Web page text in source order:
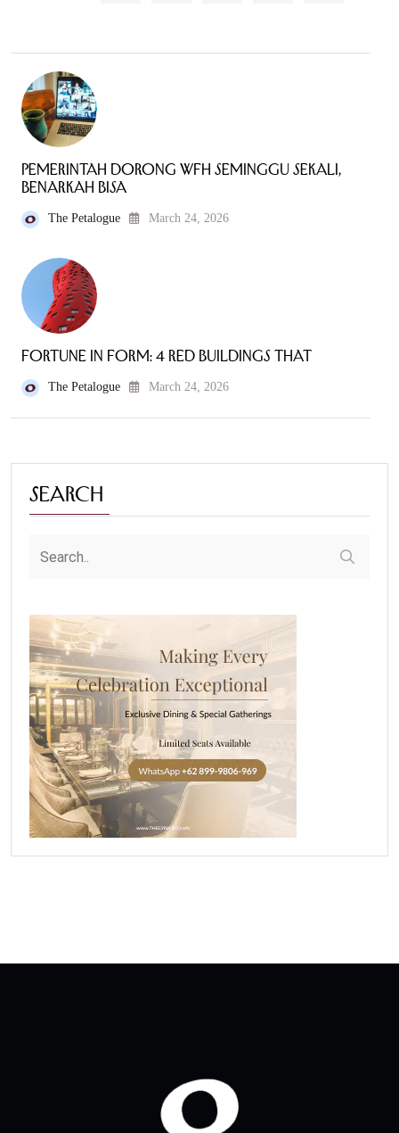
Pemerintah Dorong WFH Seminggu Sekali,
Benarkah Bisa
The Petalogue March 24, 2026
Fortune in Form: 4 Red Buildings That
The Petalogue March 24, 2026
Search